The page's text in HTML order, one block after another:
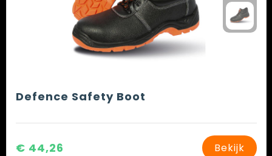
Defence Safety Boot
€ 44,26 Bekijk